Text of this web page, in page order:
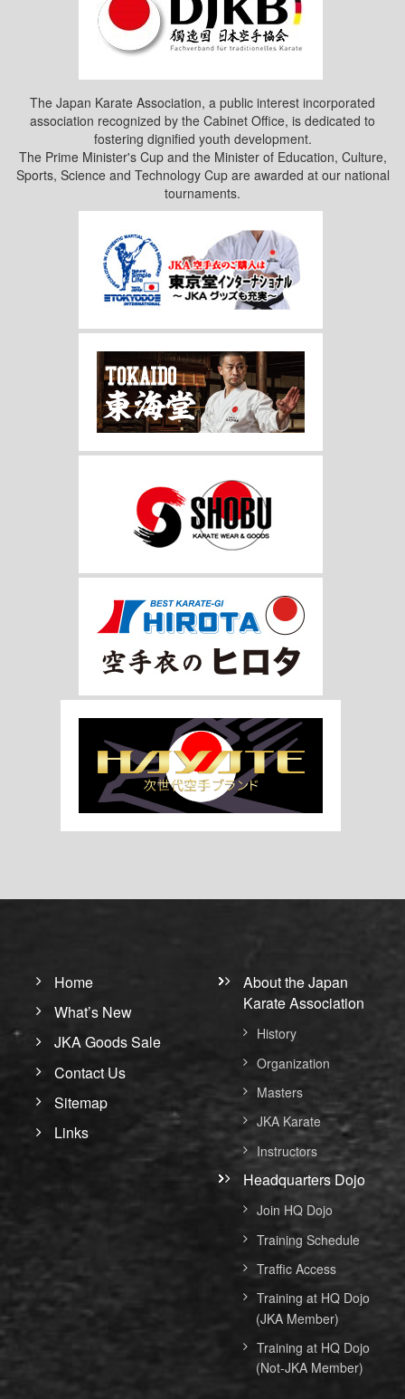
The Japan Karate Association, a public interest incorporated
association recognized by the Cabinet Office, is dedicated to
fostering dignified youth development.
The Prime Minister's Cup and the Minister of Education, Culture,
Sports, Science and Technology Cup are awarded at our national
tournaments.
Home
What’s New
JKA Goods Sale
Contact Us
Sitemap
Links
About the Japan
Karate Association
History
Organization
Masters
JKA Karate
Instructors
Headquarters Dojo
Join HQ Dojo
Training Schedule
Traffic Access
Training at HQ Dojo
(JKA Member)
Training at HQ Dojo
(Not-JKA Member)